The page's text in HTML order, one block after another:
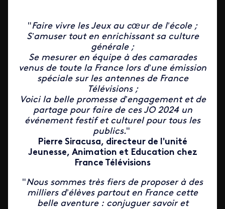
"Faire vivre les Jeux au cœur de l’école ;
S’amuser tout en enrichissant sa culture
générale ;
Se mesurer en équipe à des camarades
venus de toute la France lors d’une émission
spéciale sur les antennes de France
Télévisions ;
Voici la belle promesse d’engagement et de
partage pour faire de ces JO 2024 un
événement festif et culturel pour tous les
publics."
Pierre Siracusa, directeur de l'unité
Jeunesse, Animation et Education chez
France Télévisions
"Nous sommes très fiers de proposer à des
milliers d’élèves partout en France cette
belle aventure : conjuguer savoir et